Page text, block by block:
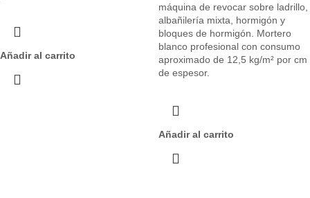
Añadir al carrito
máquina de revocar sobre ladrillo,
albañilería mixta, hormigón y
bloques de hormigón. Mortero
blanco profesional con consumo
aproximado de 12,5 kg/m² por cm
de espesor.
Añadir al carrito